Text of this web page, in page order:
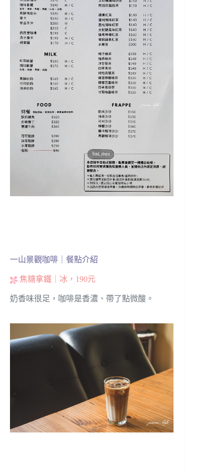
一山景觀咖啡｜餐點介紹
焦糖拿鐵｜冰，190元
奶香味很足，咖啡是香濃、帶了點微酸。